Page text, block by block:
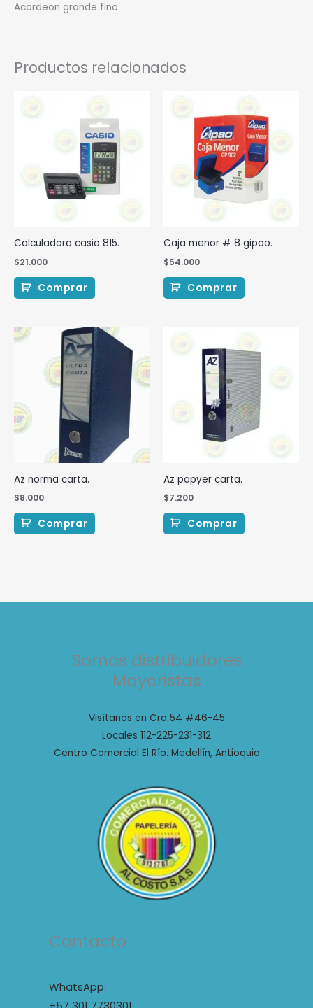
Acordeon grande fino.
Productos relacionados
Calculadora casio 815.
$21.000
Comprar
Caja menor # 8 gipao.
$54.000
Comprar
Az norma carta.
$8.000
Comprar
Az papyer carta.
$7.200
Comprar
Somos distribuidores
Mayoristas
Visítanos en Cra 54 #46-45
Locales 112-225-231-312
Centro Comercial El Río. Medellín, Antioquia
Contacto
WhatsApp: